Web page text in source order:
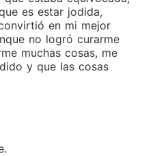
es estar jodida,
en mi mejor
no logró curarme
muchas cosas, me
y que las cosas